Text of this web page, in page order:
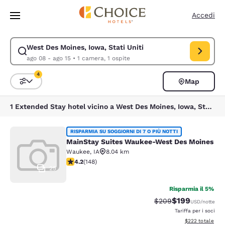
Vai A Contenuto Principale
Accedi
West Des Moines, Iowa, Stati Uniti
ago 08 - ago 15• 1 camera, 1 ospite
Modifica la ricerca per West Des Moines, Iowa, Stati Uniti. Data di
Ordina e filtra
4
Map
1 Extended Stay hotel vicino a West Des Moines, Iowa, Stati Uniti corrispondono ai tuoi filtri
MainStay Suites Waukee-West Des
25
RISPARMIA SU SOGGIORNI DI 7 O PIÙ NOTTI
MainStay Suites Waukee-West Des Moines
Waukee, IA
8.04 km
Valutazione di 4.23 stelle. Ottimo. 148 recensioni
4.2(148)
Risparmia il 5%
Tariffa di barratura:
$209Tariffa
$199USD/notte
Tariffa per i soci
Visualizza i
$222 totale